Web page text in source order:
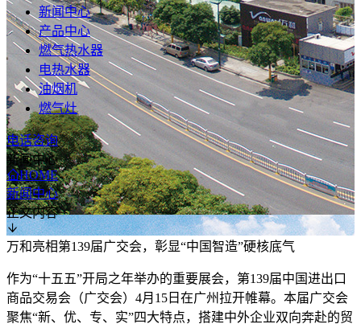
新闻中心
产品中心
燃气热水器
电热水器
油烟机
燃气灶
电话咨询
新闻中心
HOME
新闻中心
正文内容
万和亮相第139届广交会，彰显“中国智造”硬核底气
作为“十五五”开局之年举办的重要展会，第139届中国进出口
商品交易会（广交会）4月15日在广州拉开帷幕。本届广交会
聚焦“新、优、专、实”四大特点，搭建中外企业双向奔赴的贸